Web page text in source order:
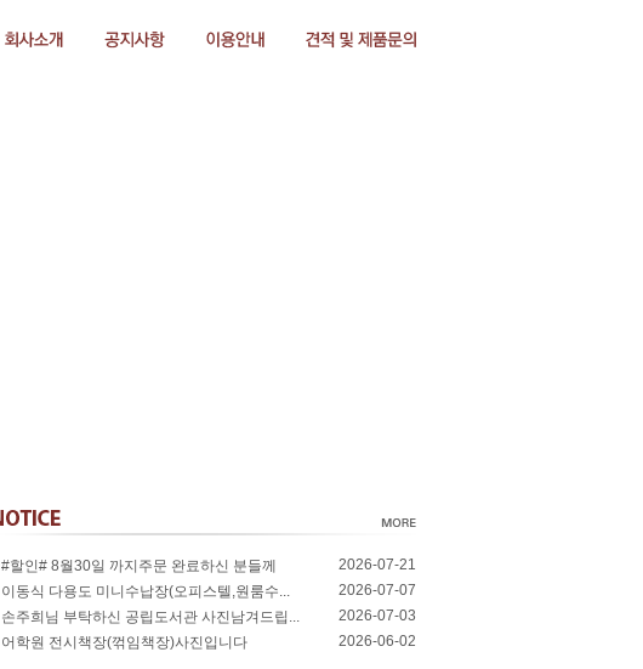
#할인# 8월30일 까지주문 완료하신 분들께
2026-07-21
이동식 다용도 미니수납장(오피스텔,원룸수...
2026-07-07
손주희님 부탁하신 공립도서관 사진남겨드립...
2026-07-03
어학원 전시책장(꺾임책장)사진입니다
2026-06-02